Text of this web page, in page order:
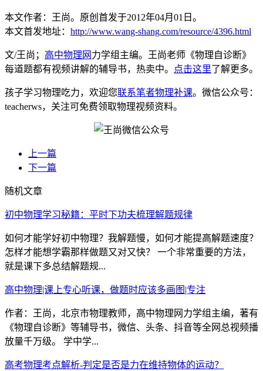
本文作者：王尚。原创首发于2012年04月01日。
本文首发地址： http://www.wang-shang.com/resource/4396.html
文/王尚； 高中物理网 力学组主编。王尚老师《物理自诊断》
每道题都有视频讲解的辅导书，热卖中。
点击这里了解更多。
孩子学习物理吃力，欢迎您联系笔者物理补课。微信公众号：
teacherws，关注可免费领取物理视频资料。
上一篇
下一篇
随机文章
初中物理学习秘籍：平时下功夫梳理解题规律
如何才能学好初中物理？我解题慢，如何才能提高解题速度？
怎样才能想学霸那样做题又对又快？ 一个非常重要的方法，
就是课下多总结解题规...
高中物理|课上专心听课，做题时应该多画图|专注
作者：王尚，北京市物理教师，高中物理网力学组主编，著有
《物理自诊断》等辅导书，微信、头条、抖音等全网总视频播
放量千万级。 学中学...
高考物理考点解析-判定是否是力在维持物体的运动？